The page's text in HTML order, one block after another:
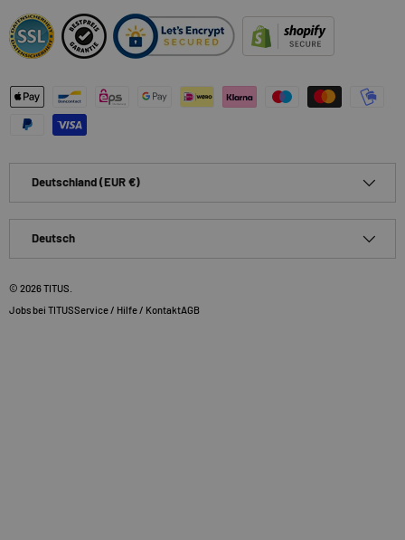
Zahlungsmethoden
Deutschland (EUR €)
Deutsch
© 2026TITUS
Jobs bei TITUSService / Hilfe / KontaktAGB